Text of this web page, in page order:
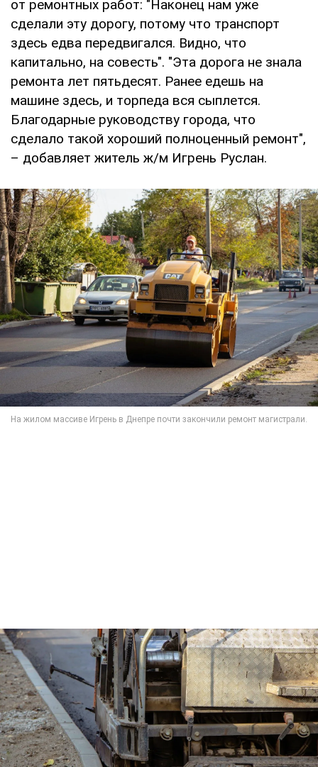
от ремонтных работ: "Наконец нам уже
сделали эту дорогу, потому что транспорт
здесь едва передвигался. Видно, что
капитально, на совесть". "Эта дорога не знала
ремонта лет пятьдесят. Ранее едешь на
машине здесь, и торпеда вся сыплется.
Благодарные руководству города, что
сделало такой хороший полноценный ремонт",
– добавляет житель ж/м Игрень Руслан.